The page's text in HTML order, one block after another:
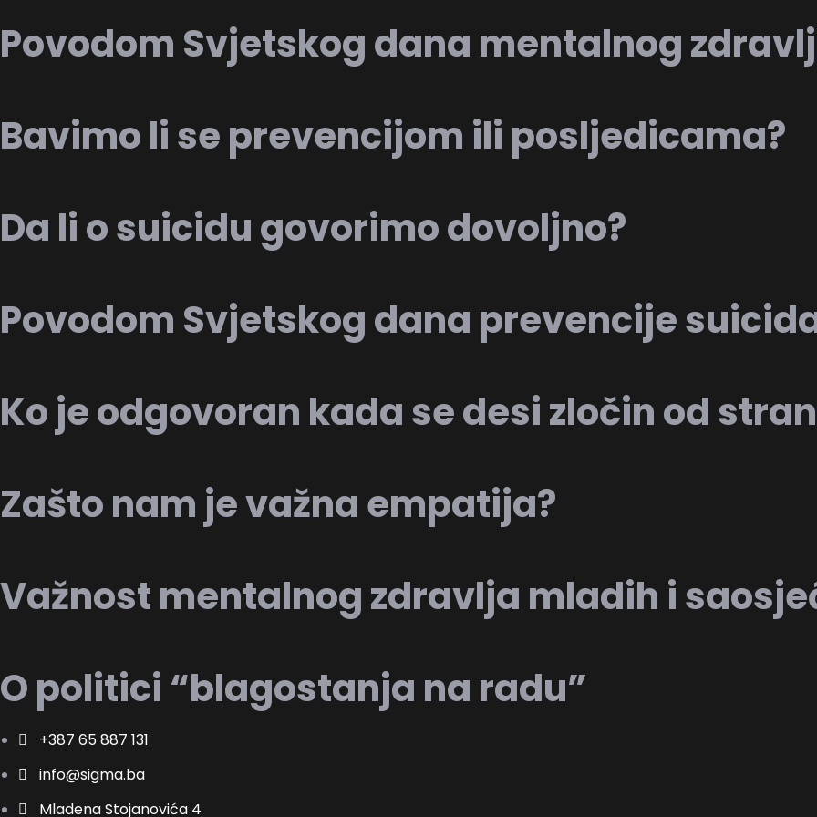
Povodom Svjetskog dana mentalnog
Bavimo li se prevencijom ili posljedicama?
Da li o suicidu govorimo dovoljno?
Povodom Svjetskog dana prevencije
Ko je odgovoran kada se desi zločin od
Zašto nam je važna empatija?
Važnost mentalnog zdravlja mladih i
O politici “blagostanja na radu”
+387 65 887 131
info@sigma.ba
Mladena Stojanovića 4